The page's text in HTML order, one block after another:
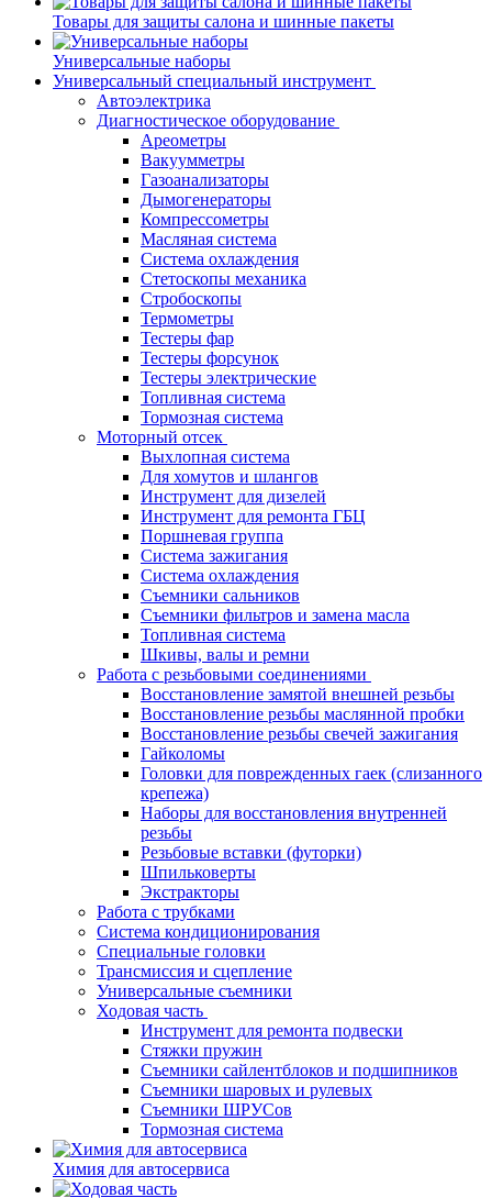
Товары для защиты салона и шинные пакеты
Универсальные наборы
Универсальный специальный инструмент
Автоэлектрика
Диагностическое оборудование
Ареометры
Вакуумметры
Газоанализаторы
Дымогенераторы
Компрессометры
Масляная система
Система охлаждения
Стетоскопы механика
Стробоскопы
Термометры
Тестеры фар
Тестеры форсунок
Тестеры электрические
Топливная система
Тормозная система
Моторный отсек
Выхлопная система
Для хомутов и шлангов
Инструмент для дизелей
Инструмент для ремонта ГБЦ
Поршневая группа
Система зажигания
Система охлаждения
Съемники сальников
Съемники фильтров и замена масла
Топливная система
Шкивы, валы и ремни
Работа с резьбовыми соединениями
Восстановление замятой внешней резьбы
Восстановление резьбы маслянной пробки
Восстановление резьбы свечей зажигания
Гайколомы
Головки для поврежденных гаек (слизанного
крепежа)
Наборы для восстановления внутренней
резьбы
Резьбовые вставки (футорки)
Шпильковерты
Экстракторы
Работа с трубками
Система кондиционирования
Специальные головки
Трансмиссия и сцепление
Универсальные съемники
Ходовая часть
Инструмент для ремонта подвески
Стяжки пружин
Съемники сайлентблоков и подшипников
Съемники шаровых и рулевых
Съемники ШРУСов
Тормозная система
Химия для автосервиса